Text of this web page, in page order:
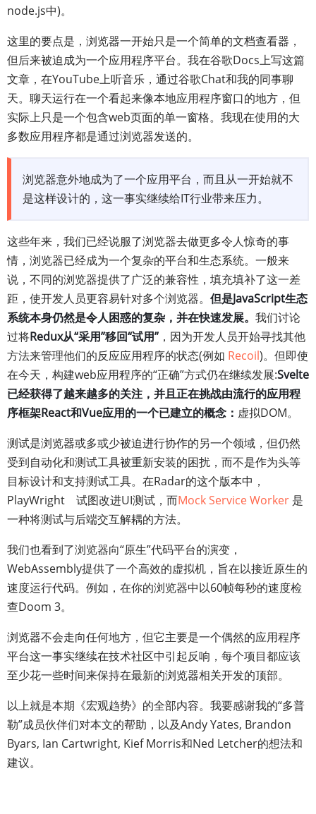
node.js中)。
这里的要点是，浏览器一开始只是一个简单的文档查看器，
但后来被迫成为一个应用程序平台。我在谷歌Docs上写这篇
文章，在YouTube上听音乐，通过谷歌Chat和我的同事聊
天。聊天运行在一个看起来像本地应用程序窗口的地方，但
实际上只是一个包含web页面的单一窗格。我现在使用的大
多数应用程序都是通过浏览器发送的。
浏览器意外地成为了一个应用平台，而且从一开始就不
是这样设计的，这一事实继续给IT行业带来压力。
这些年来，我们已经说服了浏览器去做更多令人惊奇的事
情，浏览器已经成为一个复杂的平台和生态系统。一般来
说，不同的浏览器提供了广泛的兼容性，填充填补了这一差
距，使开发人员更容易针对多个浏览器。 但是JavaScript生态
系统本身仍然是令人困惑的复杂，并在快速发展。 我们讨论
过将Redux从“采用”移回“试用” ，因为开发人员开始寻找其他
方法来管理他们的反应应用程序的状态(例如 Recoil)。但即使
在今天，构建web应用程序的“正确”方式仍在继续发展:Svelte
已经获得了越来越多的关注，并且正在挑战由流行的应用程
序框架React和Vue应用的一个已建立的概念： 虚拟DOM。
测试是浏览器或多或少被迫进行协作的另一个领域，但仍然
受到自动化和测试工具被重新安装的困扰，而不是作为头等
目标设计和支持测试工具。在Radar的这个版本中，
PlayWright 试图改进UI测试，而Mock Service Worker 是
一种将测试与后端交互解耦的方法。
我们也看到了浏览器向“原生”代码平台的演变，
WebAssembly提供了一个高效的虚拟机，旨在以接近原生的
速度运行代码。例如，在你的浏览器中以60帧每秒的速度检
查Doom 3。
浏览器不会走向任何地方，但它主要是一个偶然的应用程序
平台这一事实继续在技术社区中引起反响，每个项目都应该
至少花一些时间来保持在最新的浏览器相关开发的顶部。
以上就是本期《宏观趋势》的全部内容。我要感谢我的“多普
勒”成员伙伴们对本文的帮助，以及Andy Yates, Brandon
Byars, Ian Cartwright, Kief Morris和Ned Letcher的想法和
建议。